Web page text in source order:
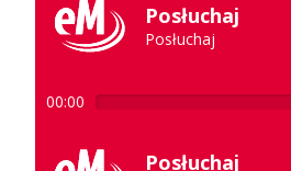
Posłuchaj
Posłuchaj
00:00
Posłuchaj